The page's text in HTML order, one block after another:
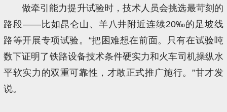
做牵引能力提升试验时，技术人员会挑选最苛刻的
路段——比如昆仑山、羊八井附近连续20‰的足坡线
路等开展专项试验。“把困难想在前面。只有在试验吨
数下证明了铁路设备技术条件硬实力和火车司机操纵水
平软实力的双重可靠性，才敢正式推广施行。”甘才发
说。